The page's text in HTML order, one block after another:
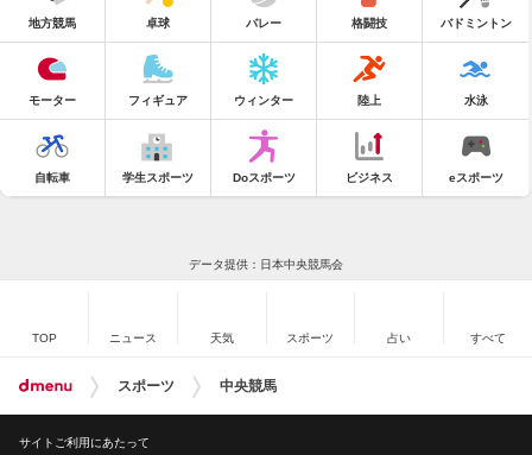
地方競馬 卓球 バレー 格闘技 バドミントン
モーター フィギュア ウィンター 陸上 水泳
自転車 学生スポーツ Doスポーツ ビジネス eスポーツ
データ提供：日本中央競馬会
TOP ニュース 天気 スポーツ 占い すべて
スポーツ 中央競馬
サイトご利用にあたって